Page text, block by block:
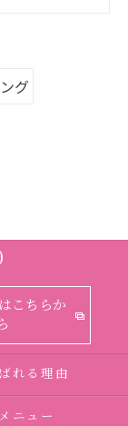
グ
こちらか
れる理由
メニュー